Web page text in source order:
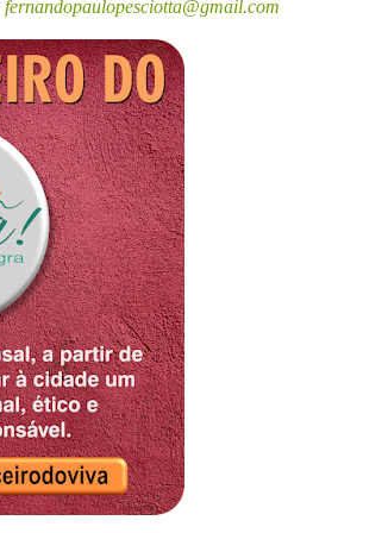
fernandopaulopesciotta@gmail.com